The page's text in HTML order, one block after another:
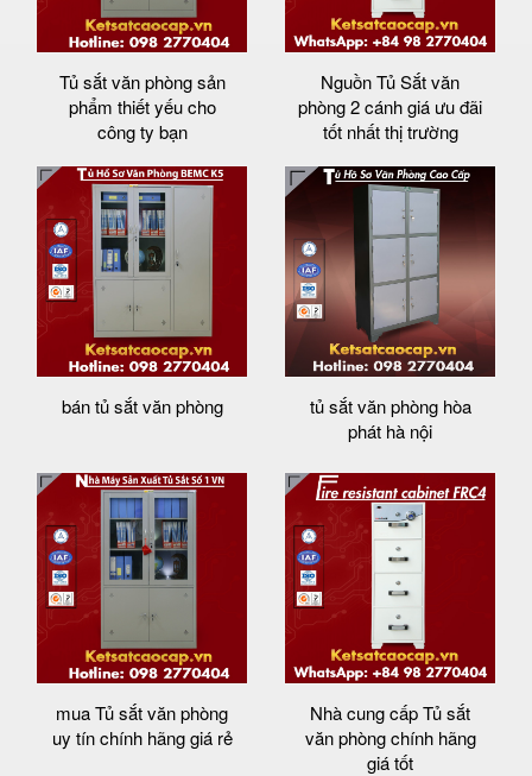
Tủ sắt văn phòng sản
phẩm thiết yếu cho
công ty bạn
Nguồn Tủ Sắt văn
phòng 2 cánh giá ưu đãi
tốt nhất thị trường
bán tủ sắt văn phòng
tủ sắt văn phòng hòa
phát hà nội
mua Tủ sắt văn phòng
uy tín chính hãng giá rẻ
Nhà cung cấp Tủ sắt
văn phòng chính hãng
giá tốt